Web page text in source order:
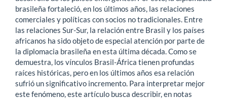
brasileña fortaleció, en los últimos años, las relaciones
comerciales y políticas con socios no tradicionales. Entre
las relaciones Sur-Sur, la relación entre Brasil y los países
africanos ha sido objeto de especial atención por parte de
la diplomacia brasileña en esta última década. Como se
demuestra, los vínculos Brasil-África tienen profundas
raíces históricas, pero en los últimos años esa relación
sufrió un significativo incremento. Para interpretar mejor
este fenómeno, este artículo busca describir, en notas